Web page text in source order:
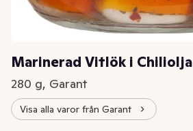
Marinerad Vitlök i Chiliolja
280 g, Garant
Visa alla varor från Garant